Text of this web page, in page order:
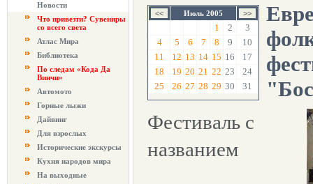
Новости
Что привезти? Сувениры
со всего света
Атлас Мира
Библиотека
По следам «Кода Да
Винчи»
Автомото
Горные лыжи
Дайвинг
Для взрослых
Исторические экскурсы
Кухня народов мира
На выходные
Июль 2005
1 2
3
4
5 6 7 8 9
10
11
12 13 14 15 16
17
18
19 20 21 22 23
24
25
26 27 28 29 30 31
Фестиваль с
названием